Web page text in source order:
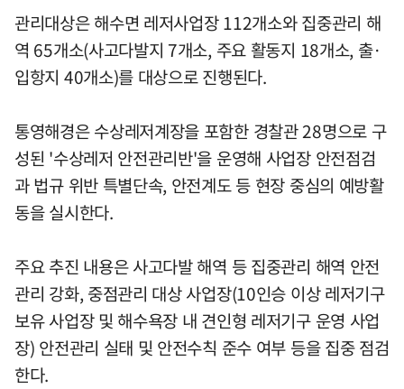
관리대상은 해수면 레저사업장 112개소와 집중관리 해
역 65개소(사고다발지 7개소, 주요 활동지 18개소, 출·
입항지 40개소)를 대상으로 진행된다.
통영해경은 수상레저계장을 포함한 경찰관 28명으로 구
성된 '수상레저 안전관리반'을 운영해 사업장 안전점검
과 법규 위반 특별단속, 안전계도 등 현장 중심의 예방활
동을 실시한다.
주요 추진 내용은 사고다발 해역 등 집중관리 해역 안전
관리 강화, 중점관리 대상 사업장(10인승 이상 레저기구
보유 사업장 및 해수욕장 내 견인형 레저기구 운영 사업
장) 안전관리 실태 및 안전수칙 준수 여부 등을 집중 점검
한다.